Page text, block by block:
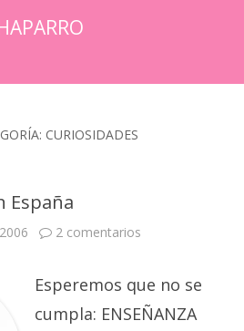
CURIOSIDADES
España
2 comentarios
España
Esperemos que no se
cumpla: ENSEÑANZA